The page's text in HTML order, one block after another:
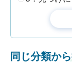
同じ分類か